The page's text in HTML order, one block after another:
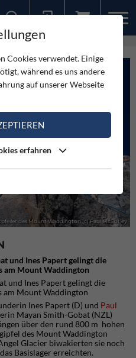
des Mount Waddington (c) Paul McSorley
und Ines Papert gelingt die
am Mount Waddington
und Ines Papert gelingt die
am Mount Waddington
Ines Papert (D) und Paul
Mayan Smith-Gobat (NZL)
über den rund 800 m hohen
des Mount Waddington
Glacier biwakierten sie noch
Basislager erreichten.
Cookies verwendet. Einige
während es uns andere
auf unserer Webseite
erfahren